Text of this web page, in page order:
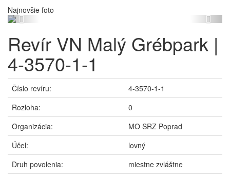
Najnovšie foto
Previous Next
Revír VN Malý Grébpark |
4-3570-1-1
Číslo revíru:
4-3570-1-1
Rozloha:
0
Organizácia:
MO SRZ Poprad
Účel:
lovný
Druh povolenia:
miestne zvláštne